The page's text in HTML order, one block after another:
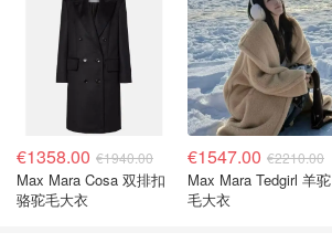
€1358.00 €1940.00
Max Mara Cosa 双排扣
骆驼毛大衣
€1547.00 €2210.00
Max Mara Tedgirl 羊驼
毛大衣